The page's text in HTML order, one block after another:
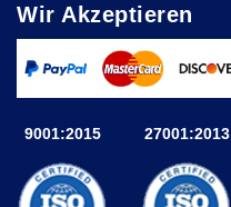
Wir Akzeptieren
9001:2015 27001:2013